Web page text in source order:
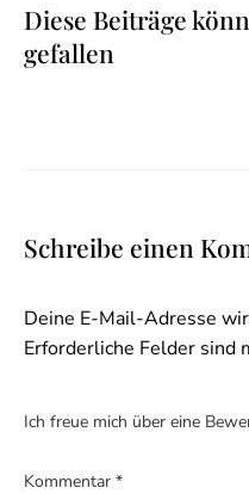
Diese Beiträge
gefallen
Schreibe einen
Deine E-Mail-Adresse
Erforderliche Felder sind
Ich freue mich über eine
Kommentar *